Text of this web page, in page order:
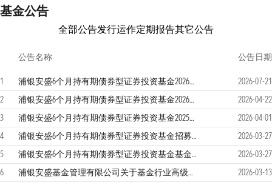
基金公告
全部公告发行运作定期报告其它公告
公告名称 公告日期
1 浦银安盛6个月持有期债券型证券投资基金2026年第2季度报告
2026-07-21
2
浦银安盛6个月持有期债券型证券投资基金2026年第1季度报告
2026-04-22
3
浦银安盛6个月持有期债券型证券投资基金2025年年度报告
2026-04-01
4
浦银安盛6个月持有期债券型证券投资基金招募说明书（更新）2026年第1号
2026-03-27
5
浦银安盛6个月持有期债券型证券投资基金基金产品资料概要更新
2026-03-27
6
浦银安盛基金管理有限公司关于基金行业高级管理人员变更公告 2026-03-13